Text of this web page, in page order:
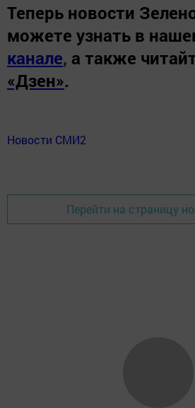
Теперь новости
можете узнать в
канале, а также
«Дзен».
Новости СМИ2
Перейти на страницу